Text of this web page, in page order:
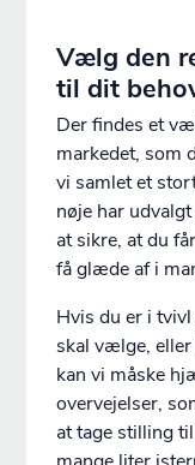
Du er nu logget
Vælg den
til dit
Der findes et
markedet, som
vi samlet et
nøje har
at sikre, at du
få glæde af i
Hvis du er i
skal vælge,
kan vi måske
overvejelser,
at tage stilling